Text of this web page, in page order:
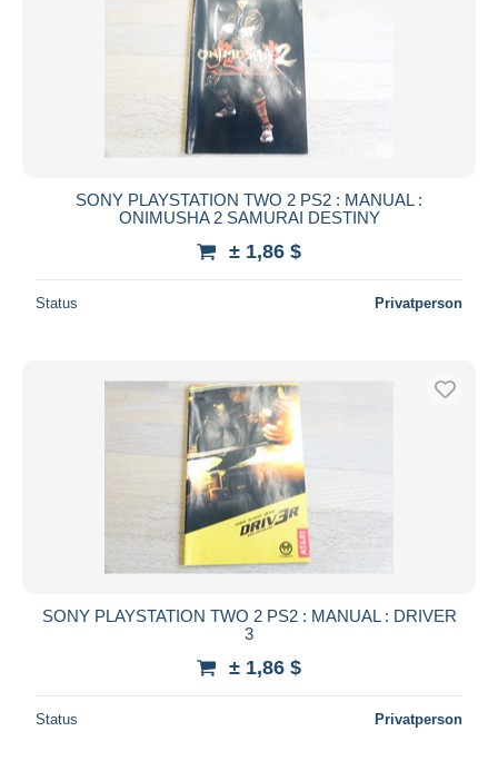
SONY PLAYSTATION TWO 2 PS2 : MANUAL :
ONIMUSHA 2 SAMURAI DESTINY
± 1,86 $
Status Privatperson
SONY PLAYSTATION TWO 2 PS2 : MANUAL : DRIVER
3
± 1,86 $
Status Privatperson